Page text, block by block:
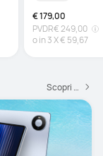
€ 179,00
PVDR€ 249,00
o in3X€ 59,67
Scopri di più